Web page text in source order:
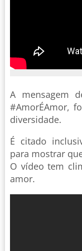
A mensagem
#AmorÉAmor,
diversidade.
É citado
para mostrar
O vídeo tem
amor.